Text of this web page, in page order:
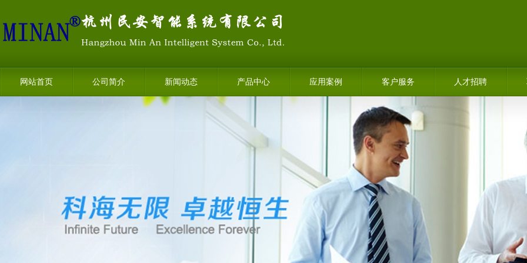
网站首页 公司简介 新闻动态 产品中心 应用案例 客户服务 人才招聘